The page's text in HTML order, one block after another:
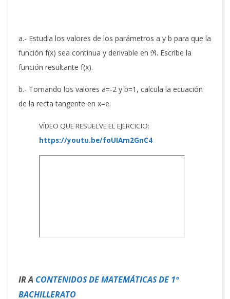
a.- Estudia los valores de los parámetros a y b para que la
función f(x) sea continua y derivable en ℜ. Escribe la
función resultante f(x).
b.- Tomando los valores a=-2 y b=1, calcula la ecuación
de la recta tangente en x=e.
VÍDEO QUE RESUELVE EL EJERCICIO:
https://youtu.be/foUIAm2GnC4
IR A CONTENIDOS DE MATEMÁTICAS DE 1º
BACHILLERATO